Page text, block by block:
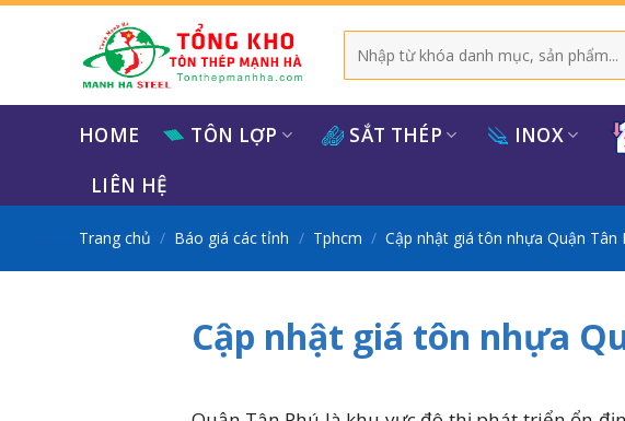
dung
kiếm:
HOME TÔN LỢP SẮT THÉP INOX
LIÊN HỆ
Trang chủ / Báo giá các tỉnh / Tphcm / Cập nhật giá tôn nhựa Quận Tân
Cập nhật giá tôn nhựa